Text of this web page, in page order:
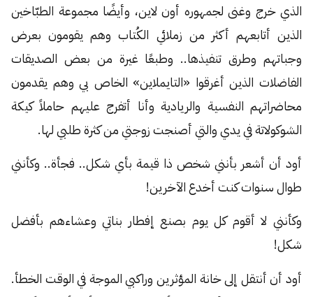
الذي خرج وغنى لجمهوره أون لاين، وأيضًا مجموعة الطبّاخين
الذين أتابعهم أكثر من زملائي الكُتاب وهم يقومون بعرض
وجباتهم وطرق تنفيذها.. وطبعًا غيرة من بعض الصديقات
الفاضلات الذين أغرقوا «التايملاين» الخاص بي وهم يقدمون
محاضراتهم النفسية والريادية وأنا أتفرج عليهم حاملاً كيكة
الشوكولاتة في يدي والتي أصنجت زوجتي من كثرة طلبي لها.
أود أن أشعر بأنني شخص ذا قيمة بأي شكل.. فجأة.. وكأنني
طوال سنوات كنت أخدع الآخرين!
وكأنني لا أقوم كل يوم بصنع إفطار بناتي وعشاءهم بأفضل
شكل!
أود أن أنتقل إلى خانة المؤثرين وراكبي الموجة في الوقت الخطأ.